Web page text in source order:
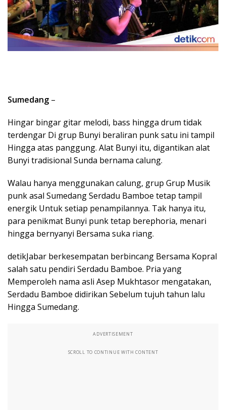
Sumedang –
Hingar bingar gitar melodi, bass hingga drum tidak
terdengar Di grup Bunyi beraliran punk satu ini tampil
Hingga atas panggung. Alat Bunyi itu, digantikan alat
Bunyi tradisional Sunda bernama calung.
Walau hanya menggunakan calung, grup Grup Musik
punk asal Sumedang Serdadu Bamboe tetap tampil
energik Untuk setiap penampilannya. Tak hanya itu,
para penikmat Bunyi punk tetap berephoria, menari
hingga bernyanyi Bersama suka riang.
detikJabar berkesempatan berbincang Bersama Kopral
salah satu pendiri Serdadu Bamboe. Pria yang
Memperoleh nama asli Asep Mukhtasor mengatakan,
Serdadu Bamboe didirikan Sebelum tujuh tahun lalu
Hingga Sumedang.
ADVERTISEMENT
SCROLL TO CONTINUE WITH CONTENT